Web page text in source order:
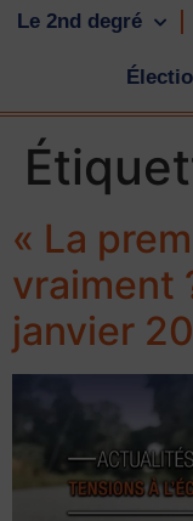
Le 2nd degré
« La
vraiment
janvier